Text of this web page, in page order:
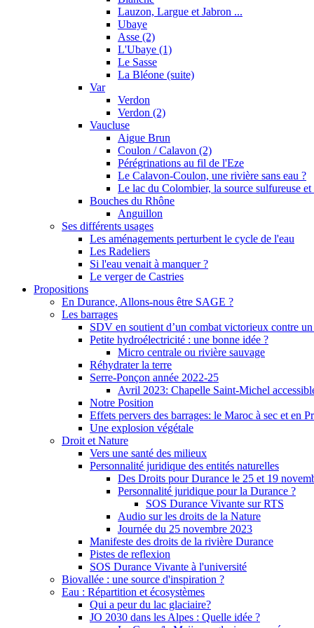
Lauzon, Largue et Jabron ...
Ubaye
Asse (2)
L'Ubaye (1)
Le Sasse
La Bléone (suite)
Var
Verdon
Verdon (2)
Vaucluse
Aigue Brun
Coulon / Calavon (2)
Pérégrinations au fil de l'Eze
Le Calavon-Coulon, une rivière sans eau ?
Le lac du Colombier, la source sulfureuse
Bouches du Rhône
Anguillon
Ses différents usages
Les aménagements perturbent le cycle de l'eau
Les Radeliers
Si l'eau venait à manquer ?
Le verger de Castries
Propositions
En Durance, Allons-nous être SAGE ?
Les barrages
SDV en soutient d’un combat victorieux contre un
Petite hydroélectricité : une bonne idée ?
Micro centrale ou rivière sauvage
Réhydrater la terre
Serre-Ponçon année 2022-25
Avril 2023: Chapelle Saint-Michel
Notre Position
Effets pervers des barrages: le Maroc à sec et en
Une explosion végétale
Droit et Nature
Vers une santé des milieux
Personnalité juridique des entités naturelles
Des Droits pour Durance le 25 et 19
Personnalité juridique pour la Durance ?
SOS Durance Vivante sur RTS
Audio sur les droits de la Nature
Journée du 25 novembre 2023
Manifeste des droits de la rivière Durance
Pistes de reflexion
SOS Durance Vivante à l'université
Biovallée : une source d'inspiration ?
Eau : Répartition et écosystèmes
Qui a peur du lac glaciaire?
JO 2030 dans les Alpes : Quelle idée ?